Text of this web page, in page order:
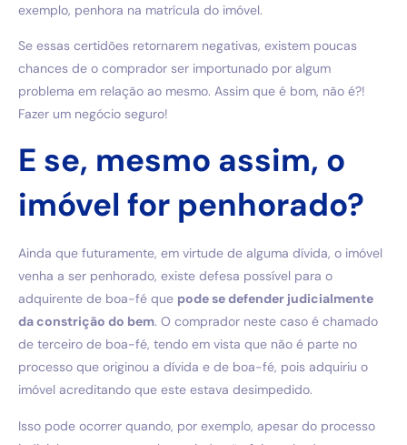
exemplo, penhora na matrícula do imóvel.
Se essas certidões retornarem negativas, existem poucas
chances de o comprador ser importunado por algum
problema em relação ao mesmo. Assim que é bom, não é?!
Fazer um negócio seguro!
E se, mesmo assim, o
imóvel for penhorado?
Ainda que futuramente, em virtude de alguma dívida, o imóvel
venha a ser penhorado, existe defesa possível para o
adquirente de boa-fé que pode se defender judicialmente
da constrição do bem. O comprador neste caso é chamado
de terceiro de boa-fé, tendo em vista que não é parte no
processo que originou a dívida e de boa-fé, pois adquiriu o
imóvel acreditando que este estava desimpedido.
Isso pode ocorrer quando, por exemplo, apesar do processo